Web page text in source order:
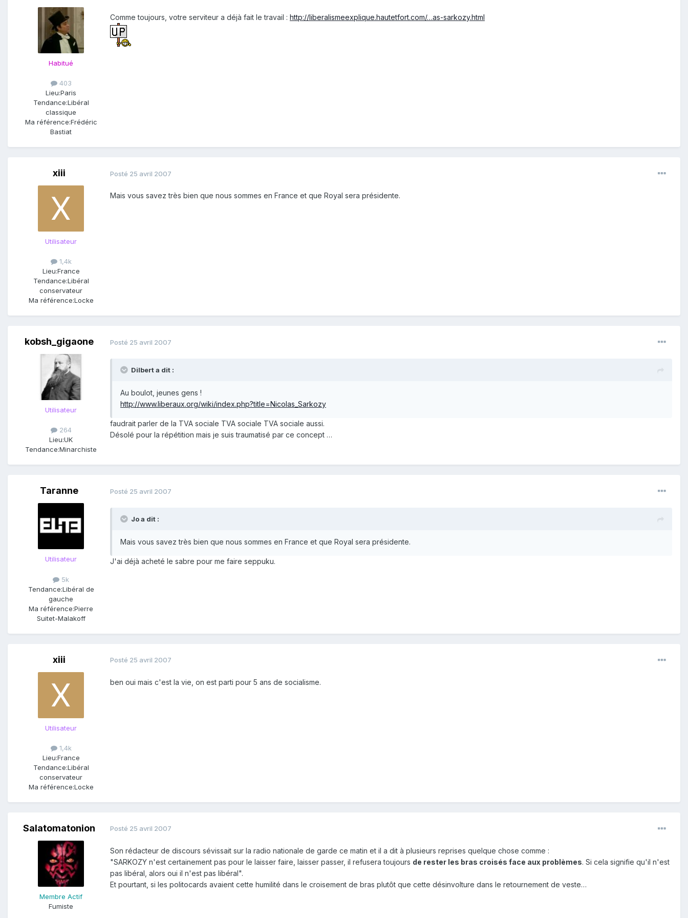
Habitué
403
Lieu:Paris
Tendance:Libéral
classique
Ma référence:Frédéric
Bastiat
Comme toujours, votre serviteur a déjà fait le travail : http://liberalismeexplique.hautetfort.com/…as-sarkozy.html
xiii
Utilisateur
1,4k
Lieu:France
Tendance:Libéral
conservateur
Ma référence:Locke
Posté 25 avril 2007
Mais vous savez très bien que nous sommes en France et que Royal sera présidente.
kobsh_gigaone
Utilisateur
264
Lieu:UK
Tendance:Minarchiste
Posté 25 avril 2007
Dilbert a dit :
Au boulot, jeunes gens !
http://www.liberaux.org/wiki/index.php?title=Nicolas_Sarkozy
faudrait parler de la TVA sociale TVA sociale TVA sociale aussi.
Désolé pour la répétition mais je suis traumatisé par ce concept …
Taranne
Utilisateur
5k
Tendance:Libéral de
gauche
Ma référence:Pierre
Suitet-Malakoff
Posté 25 avril 2007
Jo a dit :
Mais vous savez très bien que nous sommes en France et que Royal sera présidente.
J'ai déjà acheté le sabre pour me faire seppuku.
xiii
Utilisateur
1,4k
Lieu:France
Tendance:Libéral
conservateur
Ma référence:Locke
Posté 25 avril 2007
ben oui mais c'est la vie, on est parti pour 5 ans de socialisme.
Salatomatonion
Membre Actif
Fumiste
Posté 25 avril 2007
Son rédacteur de discours sévissait sur la radio nationale de garde ce matin et il a dit à plusieurs reprises quelque chose comme :
"SARKOZY n'est certainement pas pour le laisser faire, laisser passer, il refusera toujours de rester les bras croisés face aux problèmes. Si cela signifie qu'il n'est
pas libéral, alors oui il n'est pas libéral".
Et pourtant, si les politocards avaient cette humilité dans le croisement de bras plutôt que cette désinvolture dans le retournement de veste…